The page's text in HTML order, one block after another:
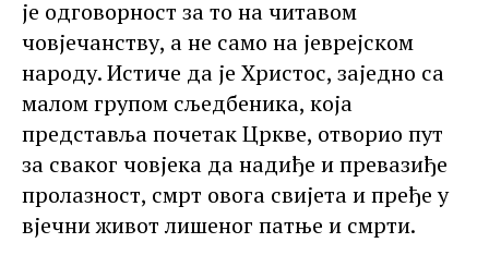
је одговорност за то на читавом
човјечанству, а не само на јеврејском
народу. Истиче да је Христос, заједно са
малом групом сљедбеника, која
представља почетак Цркве, отворио пут
за сваког човјека да надиђе и превазиђе
пролазност, смрт овога свијета и пређе у
вјечни живот лишеног патње и смрти.